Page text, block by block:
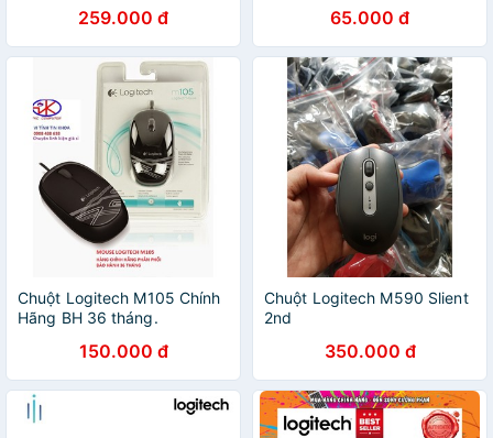
259.000 đ 65.000 đ
Chuột Logitech M105 Chính
Hãng BH 36 tháng.
150.000 đ
Chuột Logitech M590 Slient
2nd
350.000 đ